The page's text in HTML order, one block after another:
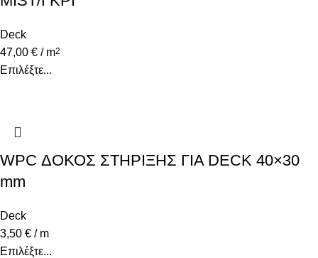
Deck
47,00 € / m2
Επιλέξτε...
WPC ΔΟΚΟΣ ΣΤΗΡΙΞΗΣ ΓΙΑ DECK 40×30
mm
Deck
3,50 € / m
Επιλέξτε...